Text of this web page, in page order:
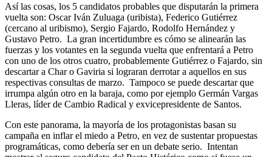
Así las cosas, los 5 candidatos probables que disputarán la primera
vuelta son: Oscar Iván Zuluaga (uribista), Federico Gutiérrez
(cercano al uribismo), Sergio Fajardo, Rodolfo Hernández y
Gustavo Petro. La gran incertidumbre es cómo se alinearán las
fuerzas y los votantes en la segunda vuelta que enfrentará a Petro
con uno de los otros cuatro, probablemente Gutiérrez o Fajardo, sin
descartar a Char o Gaviria si lograran derrotar a aquellos en sus
respectivas consultas de marzo. Tampoco se puede descartar que
irrumpa algún otro en la baraja, como por ejemplo Germán Vargas
Lleras, líder de Cambio Radical y exvicepresidente de Santos.
Con este panorama, la mayoría de los protagonistas basan su
campaña en inflar el miedo a Petro, en vez de sustentar propuestas
programáticas, como debería ser en un debate serio. Intentan